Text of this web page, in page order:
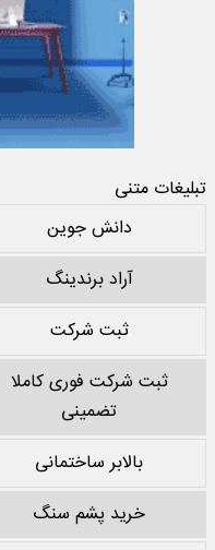
تبلیغات متنی
دانش جوین
آراد برندینگ
ثبت شرکت
ثبت شرکت فوری کاملا
تضمینی
بالابر ساختمانی
خرید پشم سنگ